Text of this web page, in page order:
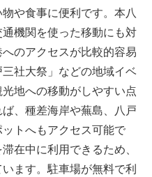
や食事に便利です。本八
機関を使った移動にも対
のアクセスが比較的容易
社大祭」などの地域イベ
地への移動がしやすい点
、種差海岸や蕪島、八戸
トへもアクセス可能で
在中に利用できるため、
ます。駐車場が無料で利